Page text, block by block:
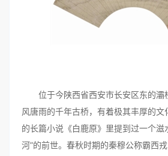
位于今陕西省西安市长安区东的灞
风唐雨的千年古桥，有着极其丰厚的文
的长篇小说《白鹿原》里提到过一个滋
河”的前世。春秋时期的秦穆公称霸西